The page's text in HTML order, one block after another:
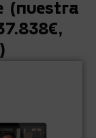
(nuestra